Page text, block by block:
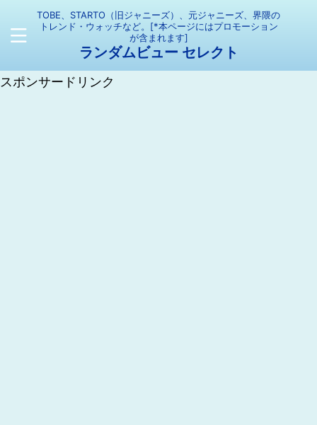
TOBE、STARTO（旧ジャニーズ）、元ジャニーズ、界隈の
トレンド・ウォッチなど。[*本ページにはプロモーション
が含まれます]
ランダムビュー セレクト
スポンサードリンク